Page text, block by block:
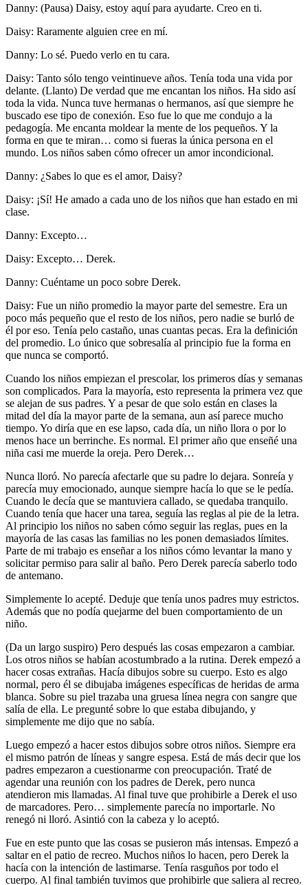
Danny: (Pausa) Daisy, estoy aquí para ayudarte. Creo en ti.
Daisy: Raramente alguien cree en mí.
Danny: Lo sé. Puedo verlo en tu cara.
Daisy: Tanto sólo tengo veintinueve años. Tenía toda una vida por
delante. (Llanto) De verdad que me encantan los niños. Ha sido así
toda la vida. Nunca tuve hermanas o hermanos, así que siempre he
buscado ese tipo de conexión. Eso fue lo que me condujo a la
pedagogía. Me encanta moldear la mente de los pequeños. Y la
forma en que te miran… como si fueras la única persona en el
mundo. Los niños saben cómo ofrecer un amor incondicional.
Danny: ¿Sabes lo que es el amor, Daisy?
Daisy: ¡Sí! He amado a cada uno de los niños que han estado en mi
clase.
Danny: Excepto…
Daisy: Excepto… Derek.
Danny: Cuéntame un poco sobre Derek.
Daisy: Fue un niño promedio la mayor parte del semestre. Era un
poco más pequeño que el resto de los niños, pero nadie se burló de
él por eso. Tenía pelo castaño, unas cuantas pecas. Era la definición
del promedio. Lo único que sobresalía al principio fue la forma en
que nunca se comportó.
Cuando los niños empiezan el prescolar, los primeros días y semanas
son complicados. Para la mayoría, esto representa la primera vez que
se alejan de sus padres. Y a pesar de que solo están en clases la
mitad del día la mayor parte de la semana, aun así parece mucho
tiempo. Yo diría que en ese lapso, cada día, un niño llora o por lo
menos hace un berrinche. Es normal. El primer año que enseñé una
niña casi me muerde la oreja. Pero Derek…
Nunca lloró. No parecía afectarle que su padre lo dejara. Sonreía y
parecía muy emocionado, aunque siempre hacía lo que se le pedía.
Cuando le decía que se mantuviera callado, se quedaba tranquilo.
Cuando tenía que hacer una tarea, seguía las reglas al pie de la letra.
Al principio los niños no saben cómo seguir las reglas, pues en la
mayoría de las casas las familias no les ponen demasiados límites.
Parte de mi trabajo es enseñar a los niños cómo levantar la mano y
solicitar permiso para salir al baño. Pero Derek parecía saberlo todo
de antemano.
Simplemente lo acepté. Deduje que tenía unos padres muy estrictos.
Además que no podía quejarme del buen comportamiento de un
niño.
(Da un largo suspiro) Pero después las cosas empezaron a cambiar.
Los otros niños se habían acostumbrado a la rutina. Derek empezó a
hacer cosas extrañas. Hacía dibujos sobre su cuerpo. Esto es algo
normal, pero él se dibujaba imágenes específicas de heridas de arma
blanca. Sobre su piel trazaba una gruesa línea negra con sangre que
salía de ella. Le pregunté sobre lo que estaba dibujando, y
simplemente me dijo que no sabía.
Luego empezó a hacer estos dibujos sobre otros niños. Siempre era
el mismo patrón de líneas y sangre espesa. Está de más decir que los
padres empezaron a cuestionarme con preocupación. Traté de
agendar una reunión con los padres de Derek, pero nunca
atendieron mis llamadas. Al final tuve que prohibirle a Derek el uso
de marcadores. Pero… simplemente parecía no importarle. No
renegó ni lloró. Asintió con la cabeza y lo aceptó.
Fue en este punto que las cosas se pusieron más intensas. Empezó a
saltar en el patio de recreo. Muchos niños lo hacen, pero Derek la
hacía con la intención de lastimarse. Tenía rasguños por todo el
cuerpo. Al final también tuvimos que prohibirle que saliera al recreo.